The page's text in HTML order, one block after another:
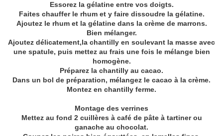
Essorez la gélatine entre vos doigts.
Faites chauffer le rhum et y faire dissoudre la gélatine.
Ajoutez le rhum et la gélatine dans la crème de marrons.
Bien mélanger.
Ajoutez délicatement,la chantilly en soulevant la masse avec
une spatule, puis mettez au frais une fois le mélange bien
homogène.
Préparez la chantilly au cacao.
Dans un bol de préparation, mélangez le cacao à la crème.
Montez en chantilly ferme.
Montage des verrines
Mettez au fond 2 cuillères à café de pâte à tartiner ou
ganache au chocolat.